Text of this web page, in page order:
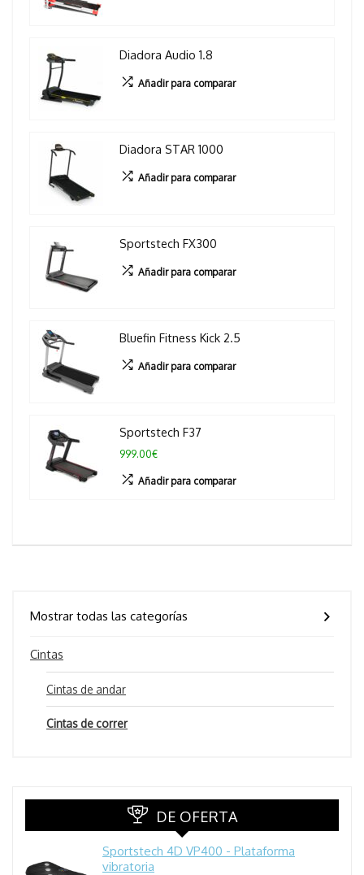
Diadora Audio 1.8
Añadir para comparar
Diadora STAR 1000
Añadir para comparar
Sportstech FX300
Añadir para comparar
Bluefin Fitness Kick 2.5
Añadir para comparar
Sportstech F37
999.00€
Añadir para comparar
Mostrar todas las categorías
Cintas
Cintas de andar
Cintas de correr
DE OFERTA
Sportstech 4D VP400 - Plataforma
vibratoria